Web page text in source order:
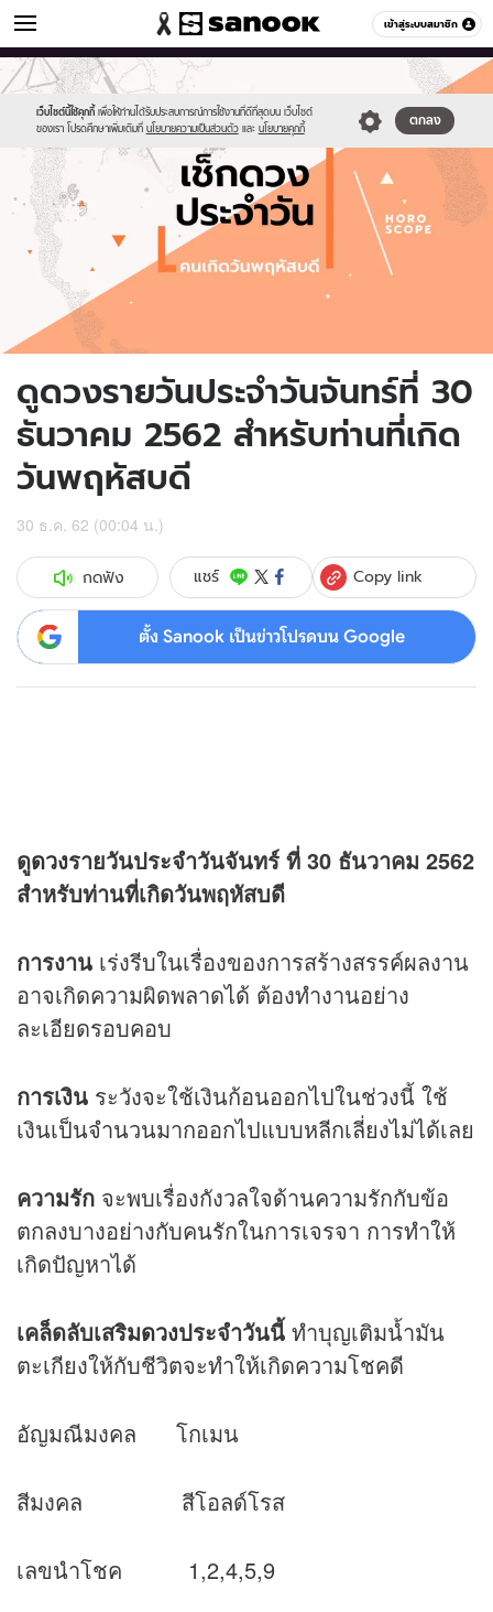
เข้าสู่ระบบสมาชิก
ดูดวง หมวดอื่นๆ
เว็บไซต์นี้ใช้คุกกี้ เพื่อให้ท่านได้รับประสบการณ์การใช้งานที่ดีที่สุดบน เว็บไซต์
ของเรา โปรดศึกษาเพิ่มเติมที่ นโยบายความเป็นส่วนตัว และ นโยบายคุกกี้
ตกลง
Sanook
//s.isanook.com/sr/0/images/logo-
new-
sanook.png
600
60
//s.isanook.com/ho/0/ud/fxd/day/daily-
horoscope-
thursday.jpg
ดูดวงรายวันประจำวันจันทร์ที่ 30
ธันวาคม 2562 สำหรับท่านที่เกิด
วันพฤหัสบดี
30 ธ.ค. 62 (00:04 น.)
กดฟัง แชร์ Copy link
ตั้ง Sanook เป็นข่าวโปรดบน Google
ดูดวงรายวันประจำวันจันทร์ ที่ 30 ธันวาคม 2562
สำหรับท่านที่เกิดวันพฤหัสบดี
การงาน เร่งรีบในเรื่องของการสร้างสรรค์ผลงาน
อาจเกิดความผิดพลาดได้ ต้องทำงานอย่าง
ละเอียดรอบคอบ
การเงิน ระวังจะใช้เงินก้อนออกไปในช่วงนี้ ใช้
เงินเป็นจำนวนมากออกไปแบบหลีกเลี่ยงไม่ได้เลย
ความรัก จะพบเรื่องกังวลใจด้านความรักกับข้อ
ตกลงบางอย่างกับคนรักในการเจรจา การทำให้
เกิดปัญหาได้
เคล็ดลับเสริมดวงประจำวันนี้ ทำบุญเติมน้ำมัน
ตะเกียงให้กับชีวิตจะทำให้เกิดความโชคดี
อัญมณีมงคล โกเมน
สีมงคล สีโอลด์โรส
เลขนำโชค 1,2,4,5,9